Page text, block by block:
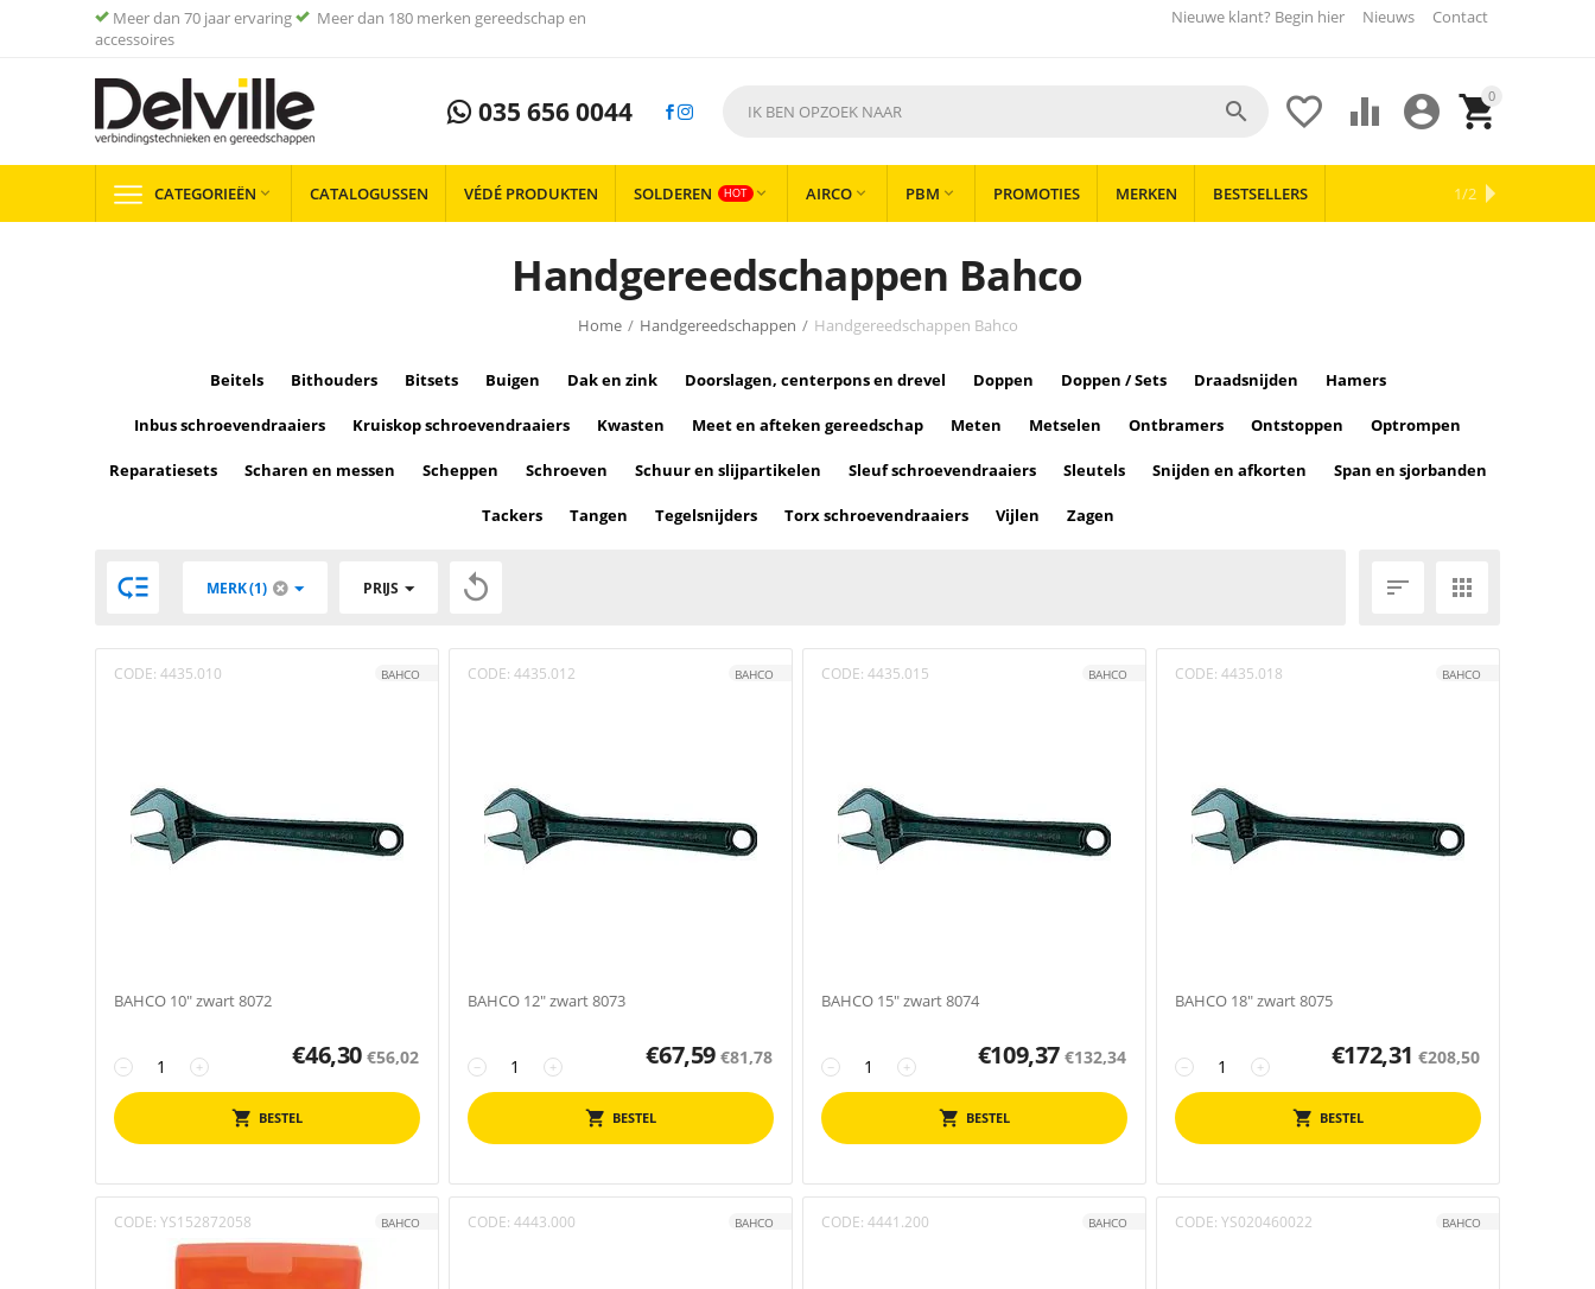
Meer dan 70 jaar ervaring
Meer dan 180 merken gereedschap en
accessoires
Nieuwe klant? Begin hier Nieuws Contact
035 656 0044 0


 

CATEGORIEËN  CATALOGUSSEN VÉDÉ PRODUKTEN SOLDEREN HOT  AIRCO  PBM  PROMOTIES MERKEN BESTSELLERS 1/2
Handgereedschappen Bahco
Home / Handgereedschappen / Handgereedschappen Bahco
Beitels Bithouders Bitsets Buigen Dak en zink Doorslagen, centerpons en drevel Doppen Doppen / Sets Draadsnijden Hamers
Inbus schroevendraaiers Kruiskop schroevendraaiers Kwasten Meet en afteken gereedschap Meten Metselen Ontbramers Ontstoppen Optrompen
Reparatiesets Scharen en messen Scheppen Schroeven Schuur en slijpartikelen Sleuf schroevendraaiers Sleutels Snijden en afkorten Span en sjorbanden
Tackers Tangen Tegelsnijders Torx schroevendraaiers Vijlen Zagen
 MERK (1) PRIJS   
CODE: 4435.010 BAHCO
BAHCO 10" zwart 8072
+
− €46,30 €56,02
BESTEL
CODE: 4435.012 BAHCO
BAHCO 12" zwart 8073
+
− €67,59 €81,78
BESTEL
CODE: 4435.015 BAHCO
BAHCO 15" zwart 8074
+
− €109,37 €132,34
BESTEL
CODE: 4435.018 BAHCO
BAHCO 18" zwart 8075
+
− €172,31 €208,50
BESTEL
CODE: YS152872058 BAHCO CODE: 4443.000 BAHCO CODE: 4441.200 BAHCO CODE: YS020460022 BAHCO